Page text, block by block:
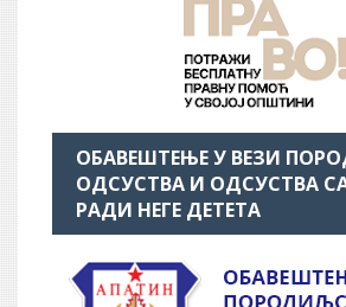
ОБАВЕШТЕЊЕ У ВЕЗИ
ОДСУСТВА И ОДСУСТВА
РАДИ НЕГЕ ДЕТЕТА